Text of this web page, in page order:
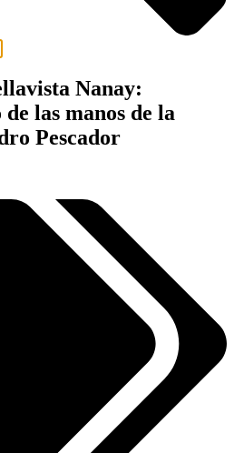
Nanay:
las manos de la
Pescador